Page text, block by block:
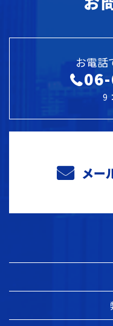
お電話
9
メー